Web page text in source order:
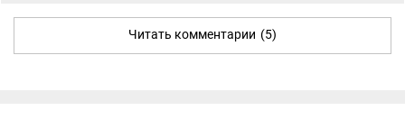
Читать комментарии (5)